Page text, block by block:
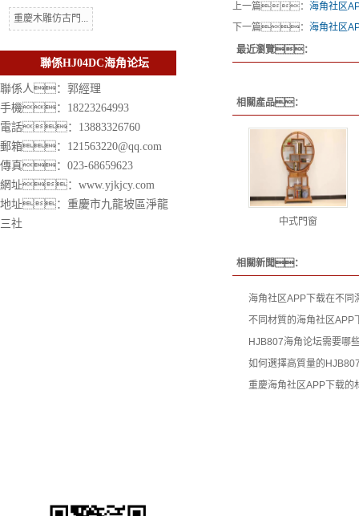
重慶木雕仿古門...
聯係HJ04DC海角论坛
聯係人：郭經理
手機：18223264993
電話：13883326760
郵箱：121563220@qq.com
傳真：023-68659623
網址： www.yjkjcy.com
地址：重慶市九龍坡區淨龍
三社
上一篇： 海角社区
下一篇： 海角社区
最近瀏覽：
相關產品：
中式門窗
相關新聞：
海角社区APP下载在不同
不同材質的海角社区APP
HJB807海角论坛需要哪
如何選擇高質量的
重慶海角社区APP下载的